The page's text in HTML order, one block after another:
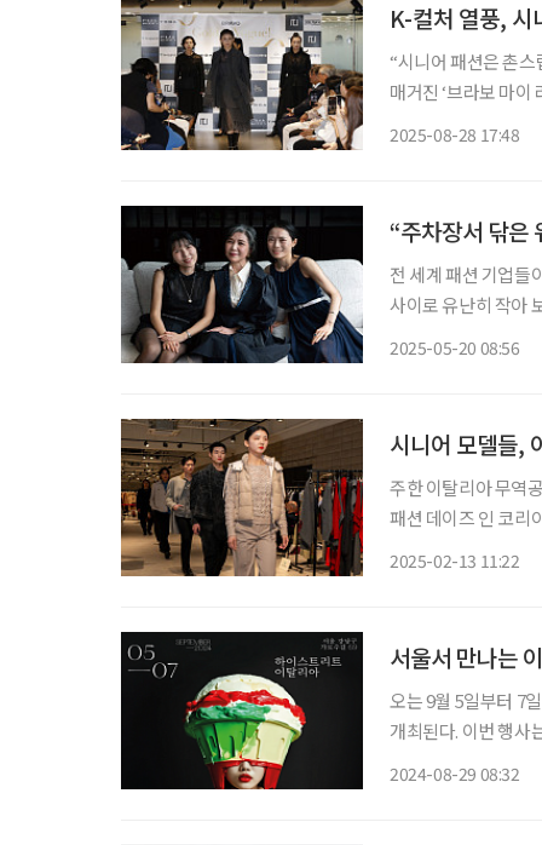
K-컬처 열풍, 시
“시니어 패션은 촌
매거진 ‘브라보 마이
2025-08-28 17:48
“주차장서 닦은
전 세계 패션 기업들
사이로 유난히 작아
2025-05-20 08:56
시니어 모델들,
주한 이탈리아 무역
패션 데이즈 인 코리
2025-02-13 11:22
서울서 만나는
오는 9월 5일부터 7
개최된다. 이번 행사
2024-08-29 08:32